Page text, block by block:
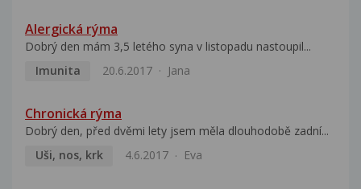
Alergická rýma
Dobrý den mám 3,5 letého syna v listopadu nastoupil...
Imunita
20.6.2017 Jana
Chronická rýma
Dobrý den, před dvěmi lety jsem měla dlouhodobě zadní...
Uši, nos, krk
4.6.2017 Eva